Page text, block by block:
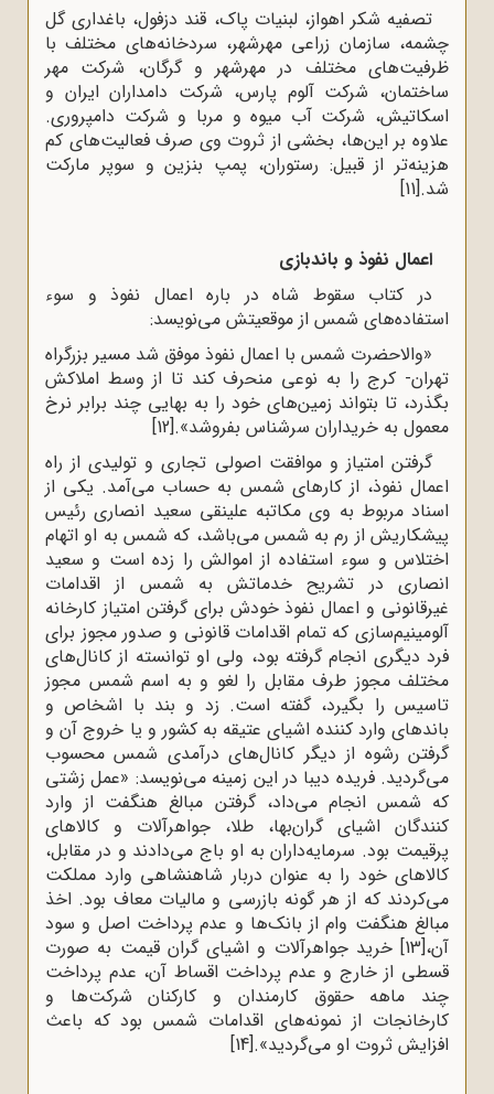
تصفیه شکر اهواز، لبنیات پاک، قند دزفول، باغداری گل
چشمه، سازمان زراعی مهر‌شهر، سردخانه‌های مختلف با
ظرفیت‌های مختلف در مهر‌شهر و گرگان، شرکت مهر
ساختمان، شرکت آلوم پارس، شرکت دامداران ایران و
اسکاتیش، شرکت آب میوه و مربا و شرکت دامپروری.
علاوه بر این‌ها، بخشی از ثروت وی صرف فعالیت‌‌های کم
هزینه‌تر از قبیل: رستوران، پمپ بنزین و سوپر مارکت
شد.[11]
اعمال نفوذ و باندبازی
در کتاب سقوط شاه در باره اعمال نفوذ و سوء
استفاده‌‌های شمس از موقعیتش می‌نویسد:
«والاحضرت شمس با اعمال نفوذ موفق شد مسیر بزرگراه
تهران- کرج را به نوعی منحرف کند تا از وسط املاکش
بگذرد، تا بتواند زمین‌‌های خود را به بهایی چند برابر نرخ
معمول به خریداران سرشناس بفروشد».[12]
گرفتن امتیاز و موافقت اصولی‌ تجاری و تولیدی از راه
اعمال نفوذ، از کارهای شمس به حساب می‌آمد. یکی از
اسناد مربوط به وی مکاتبه علینقی سعید انصاری رئیس
پیشکاریش از رم به شمس می‌‌باشد، که شمس به او اتهام
اختلاس و سوء استفاده از اموالش را زده است و سعید
انصاری در تشریح خدماتش به شمس از اقدامات
غیر‌قانونی و اعمال نفوذ خودش برای گرفتن امتیاز کارخانه
آلومینیم‌سازی که تمام اقدامات قانونی و صدور مجوز برای
فرد دیگری انجام گرفته بود، ولی او توانسته از کانال‌‌های
مختلف مجوز طرف مقابل را لغو و به اسم شمس مجوز
تاسیس را بگیرد، گفته است. زد و بند با اشخاص و
باندهای وارد کننده اشیای عتیقه به کشور و یا خروج آن و
گرفتن رشوه از دیگر کانال‌های درآمدی شمس محسوب
می‌گردید. فریده دیبا در این زمینه می‌‌نویسد: «عمل زشتی
که شمس انجام می‌داد، گرفتن مبالغ هنگفت از وارد
کنندگان اشیای گران‌بها، طلا، جواهرآلات و کالا‌های
پر‌قیمت بود. سرمایه‌داران به او باج می‌دادند و در مقابل،
کالا‌های خود را به عنوان دربار شاهنشاهی وارد مملکت
می‌کردند که از هر گونه بازرسی و مالیات معاف بود. اخذ
مبالغ هنگفت وام از بانک‌ها و عدم پرداخت اصل و سود
آن،[13] خرید جواهر‌آلات و اشیای گران قیمت به صورت
قسطی از خارج و عدم پرداخت اقساط آن، عدم پرداخت
چند ماهه حقوق کارمندان و کارکنان شرکت‌ها و
کارخانجات از نمونه‌های اقدامات شمس بود که باعث
افزایش ثروت او می‌گردید».[14]